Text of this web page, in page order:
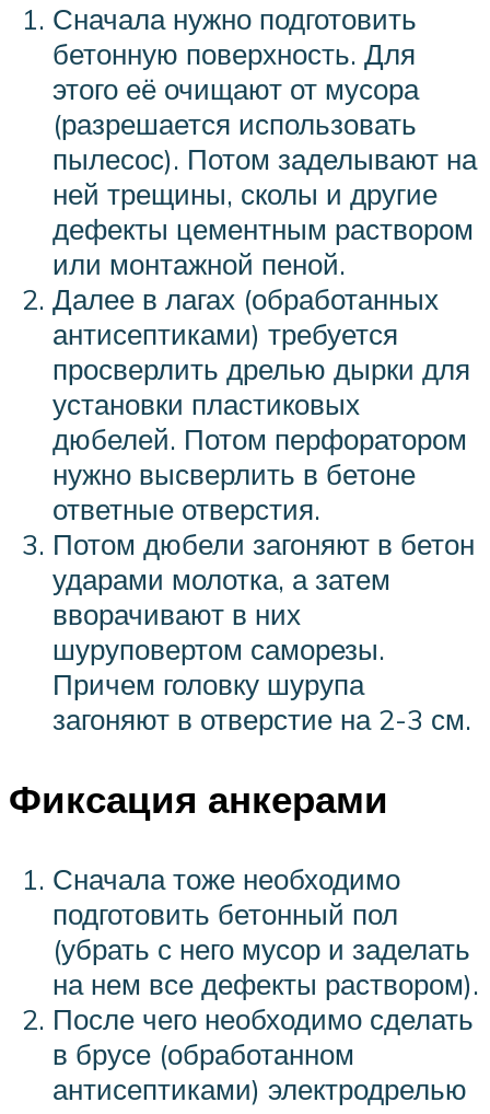
Сначала нужно подготовить
бетонную поверхность. Для
этого её очищают от мусора
(разрешается использовать
пылесос). Потом заделывают на
ней трещины, сколы и другие
дефекты цементным раствором
или монтажной пеной.
Далее в лагах (обработанных
антисептиками) требуется
просверлить дрелью дырки для
установки пластиковых
дюбелей. Потом перфоратором
нужно высверлить в бетоне
ответные отверстия.
Потом дюбели загоняют в бетон
ударами молотка, а затем
вворачивают в них
шуруповертом саморезы.
Причем головку шурупа
загоняют в отверстие на 2-3 см.
Фиксация анкерами
Сначала тоже необходимо
подготовить бетонный пол
(убрать с него мусор и заделать
на нем все дефекты раствором).
После чего необходимо сделать
в брусе (обработанном
антисептиками) электродрелью